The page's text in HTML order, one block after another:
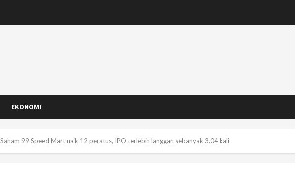
EKONOMI
Saham 99 Speed Mart naik 12 peratus, IPO terlebih langgan sebanyak 3.04 kali